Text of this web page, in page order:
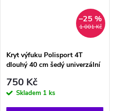
1 001 Kč
–25 %
Kryt výfuku Polisport 4T
dlouhý 40 cm šedý univerzální
750 Kč
Skladem 1 ks